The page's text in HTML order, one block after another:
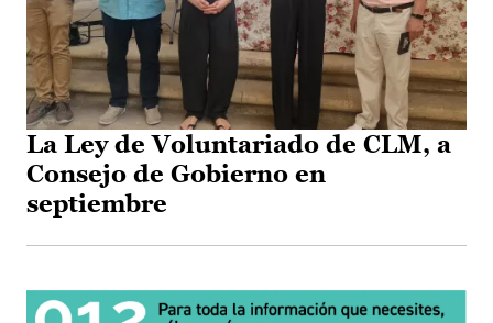
La Ley de Voluntariado de CLM, a
Consejo de Gobierno en
septiembre